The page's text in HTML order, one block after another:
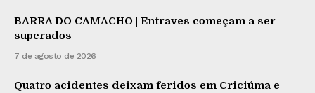
BARRA DO CAMACHO | Entraves começam a ser
superados
7 de agosto de 2026
Quatro acidentes deixam feridos em Criciúma e